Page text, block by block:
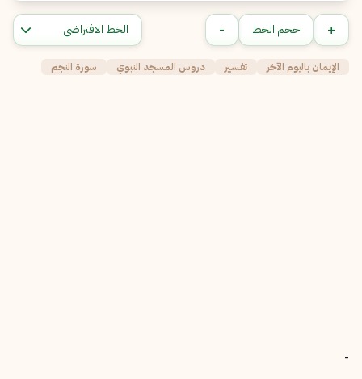
إرسال إلغاء
+ حجم الخط -
الإيمان باليوم الآخر تفسير دروس المسجد النبوي سورة النجم
-